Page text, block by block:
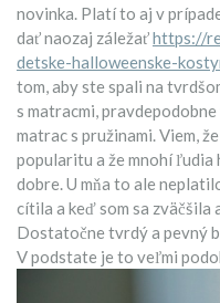
novinka. Platí to aj v
dať naozaj záležaťhttps://
detske-halloweenske-
tom, aby ste spali na
s matracmi,
matrac s pružinami. Viem,
popularitu a že mnohí ľudia
dobre. U mňa to ale
cítila a keď som sa zväčšila
Dostatočne tvrdý a pevný
V podstate je to veľmi